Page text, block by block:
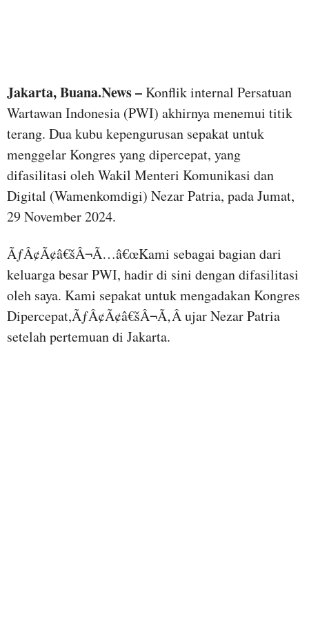
Jakarta, Buana.News –Konflik internal Persatuan
Wartawan Indonesia (PWI) akhirnya menemui titik
terang. Dua kubu kepengurusan sepakat untuk
menggelar Kongres yang dipercepat, yang
difasilitasi oleh Wakil Menteri Komunikasi dan
Digital (Wamenkomdigi) Nezar Patria, pada Jumat,
29 November 2024.
ÃƒÂ¢Ã¢â€šÂ¬Ã…â€œKami sebagai bagian dari
keluarga besar PWI, hadir di sini dengan difasilitasi
oleh saya. Kami sepakat untuk mengadakan Kongres
Dipercepat,ÃƒÂ¢Ã¢â€šÂ¬Ã‚Â ujar Nezar Patria
setelah pertemuan di Jakarta.